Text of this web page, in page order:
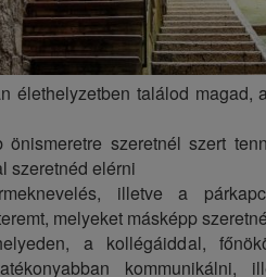
élethelyzetben találod magad,
önismeretre szeretnél szert
szeretnéd elérni
illetve a
melyeket másképp
a kollégáiddal,
kommunikálni,